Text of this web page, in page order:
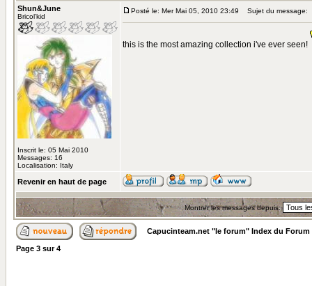
Shun&June
Bricol'kid
Inscrit le: 05 Mai 2010
Messages: 16
Localisation: Italy
Posté le: Mer Mai 05, 2010 23:49 Sujet du message:
this is the most amazing collection i've ever seen!
Revenir en haut de page
Montrer les messages depuis:
Capucinteam.net "le forum" Index du Forum
Page 3 sur4